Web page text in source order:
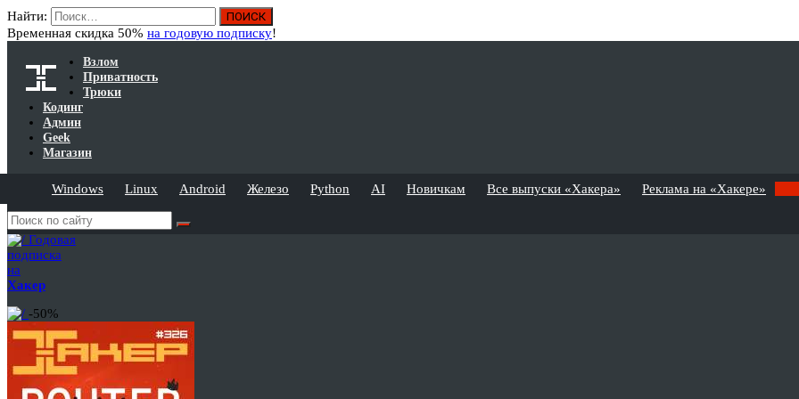
Найти:
Временная скидка 50% на годовую подписку!
Взлом
Приватность
Трюки
Кодинг
Админ
Geek
Магазин
Windows Linux Android Железо Python AI Новичкам Все выпуски «Хакера» Реклама на «Хакере»
Годовая
подписка
на
Хакер
-50%